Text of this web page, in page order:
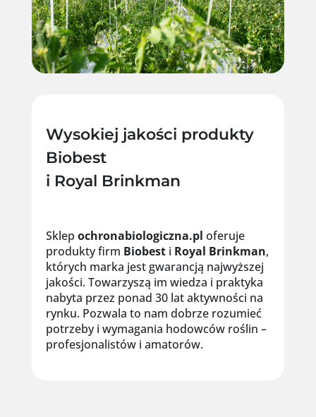
Wysokiej jakości produkty
Biobest
i Royal Brinkman
Sklep ochronabiologiczna.pl oferuje
produkty firm Biobesti Royal Brinkman,
których marka jest gwarancją najwyższej
jakości. Towarzyszą im wiedza i praktyka
nabyta przez ponad 30 lat aktywności na
rynku. Pozwala to nam dobrze rozumieć
potrzeby i wymagania hodowców roślin –
profesjonalistów i amatorów.